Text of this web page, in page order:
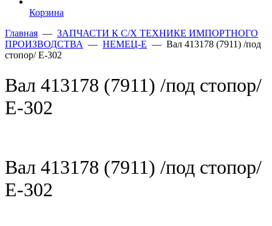
Корзина
Главная — ЗАПЧАСТИ К С/Х ТЕХНИКЕ ИМПОРТНОГО
ПРОИЗВОДСТВА — НЕМЕЦ-Е — Вал 413178 (7911) /под
стопор/ Е-302
Вал 413178 (7911) /под стопор/
Е-302
Вал 413178 (7911) /под стопор/
Е-302